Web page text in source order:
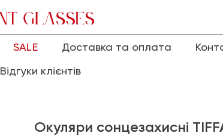
SALE Доставка та оплата
Відгуки клієнтів
Окуляри сонцезахисні